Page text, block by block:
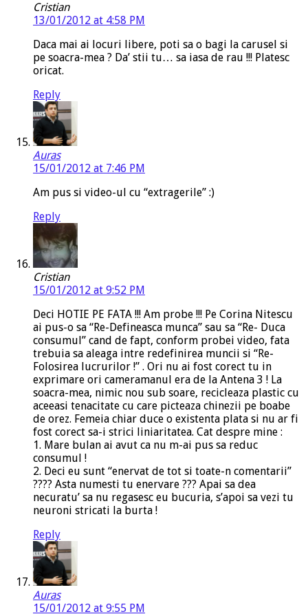
Cristian
13/01/2012 at 4:58 PM
Daca mai ai locuri libere, poti sa o bagi la carusel si
pe soacra-mea ? Da’ stii tu… sa iasa de rau !!! Platesc
oricat.
Reply
Auras
15/01/2012 at 7:46 PM
Am pus si video-ul cu “extragerile” :)
Reply
Cristian
15/01/2012 at 9:52 PM
Deci HOTIE PE FATA !!! Am probe !!! Pe Corina Nitescu
ai pus-o sa “Re-Defineasca munca” sau sa “Re- Duca
consumul” cand de fapt, conform probei video, fata
trebuia sa aleaga intre redefinirea muncii si “Re-
Folosirea lucrurilor !” . Ori nu ai fost corect tu in
exprimare ori cameramanul era de la Antena 3 ! La
soacra-mea, nimic nou sub soare, recicleaza plastic cu
aceeasi tenacitate cu care picteaza chinezii pe boabe
de orez. Femeia chiar duce o existenta plata si nu ar fi
fost corect sa-i strici liniaritatea. Cat despre mine :
1. Mare bulan ai avut ca nu m-ai pus sa reduc
consumul !
2. Deci eu sunt “enervat de tot si toate-n comentarii”
???? Asta numesti tu enervare ??? Apai sa dea
necuratu’ sa nu regasesc eu bucuria, s’apoi sa vezi tu
neuroni stricati la burta !
Reply
Auras
15/01/2012 at 9:55 PM